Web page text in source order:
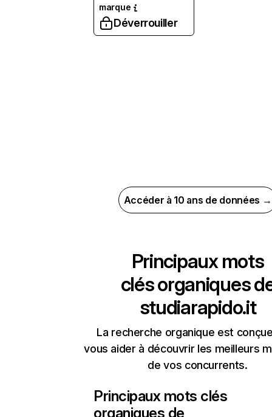
marque
Déverrouiller
Accéder à 10 ans de données →
Principaux mots
clés organiques
studiarapido.it
La recherche organique est
vous aider à découvrir les meilleurs
de vos concurrents.
Principaux mots clés
organiques de